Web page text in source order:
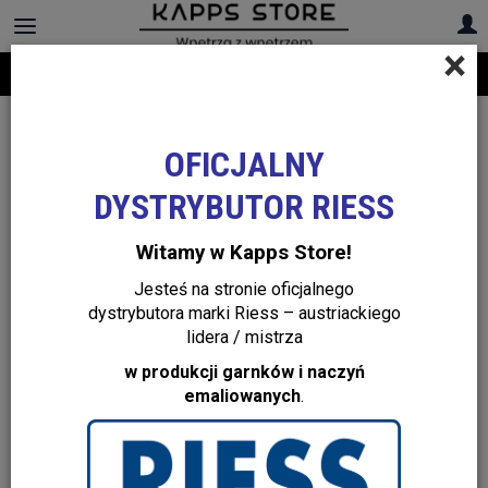
+48 22 299 19 84
×
OFICJALNY
DYSTRYBUTOR RIESS
Witamy w Kapps Store!
Jesteś na stronie oficjalnego
dystrybutora marki Riess – austriackiego
lidera / mistrza
w produkcji garnków i naczyń
emaliowanych.